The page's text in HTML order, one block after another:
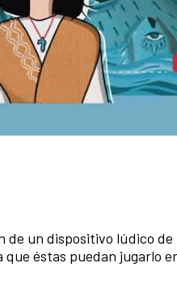
un dispositivo lúdico de
éstas puedan jugarlo